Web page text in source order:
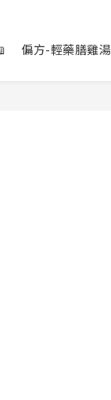
偏方-輕藥膳雞湯